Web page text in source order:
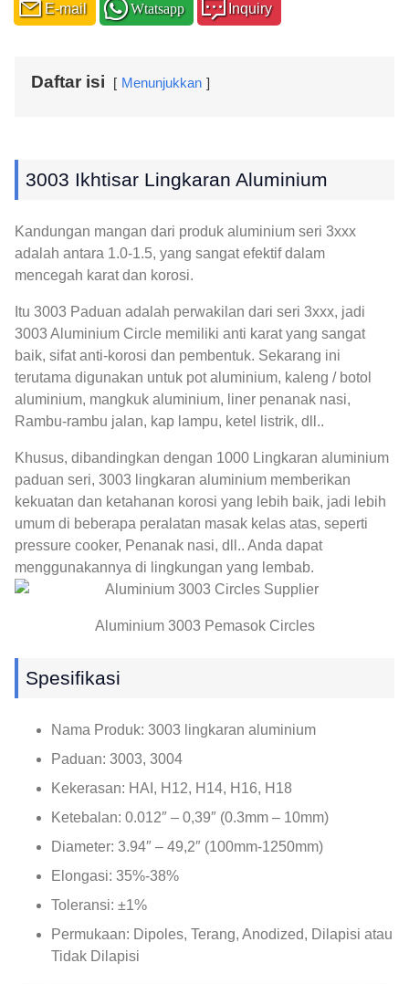
E-mail Wtatsapp Inquiry
Daftar isi Menunjukkan
3003 Ikhtisar Lingkaran Aluminium
Kandungan mangan dari produk aluminium seri 3xxx
adalah antara 1.0-1.5, yang sangat efektif dalam
mencegah karat dan korosi.
Itu 3003 Paduan adalah perwakilan dari seri 3xxx, jadi
3003 Aluminium Circle memiliki anti karat yang sangat
baik, sifat anti-korosi dan pembentuk. Sekarang ini
terutama digunakan untuk pot aluminium, kaleng / botol
aluminium, mangkuk aluminium, liner penanak nasi,
Rambu-rambu jalan, kap lampu, ketel listrik, dll..
Khusus, dibandingkan dengan 1000 Lingkaran aluminium
paduan seri, 3003 lingkaran aluminium memberikan
kekuatan dan ketahanan korosi yang lebih baik, jadi lebih
umum di beberapa peralatan masak kelas atas, seperti
pressure cooker, Penanak nasi, dll.. Anda dapat
menggunakannya di lingkungan yang lembab.
Aluminium 3003 Pemasok Circles
Spesifikasi
Nama Produk: 3003 lingkaran aluminium
Paduan: 3003, 3004
Kekerasan: HAI, H12, H14, H16, H18
Ketebalan: 0.012″ – 0,39″ (0.3mm – 10mm)
Diameter: 3.94″ – 49,2″ (100mm-1250mm)
Elongasi: 35%-38%
Toleransi: ±1%
Permukaan: Dipoles, Terang, Anodized, Dilapisi atau
Tidak Dilapisi